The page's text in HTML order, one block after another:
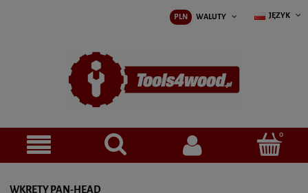
JĘZYK
PLN WALUTY
WKRĘTY PAN-HEAD